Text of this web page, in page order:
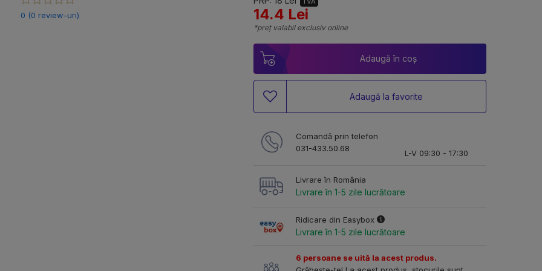
0 (0 review-uri) 14.4 Lei
*preț valabil exclusiv online
Adaugă în coș
Adaugă la favorite
Comandă prin telefon
031-433.50.68
L-V 09:30 - 17:30
Livrare în România
Livrare în 1-5 zile lucrătoare
Ridicare din Easybox
Livrare în 1-5 zile lucrătoare
6 persoane se uită la acest produs.